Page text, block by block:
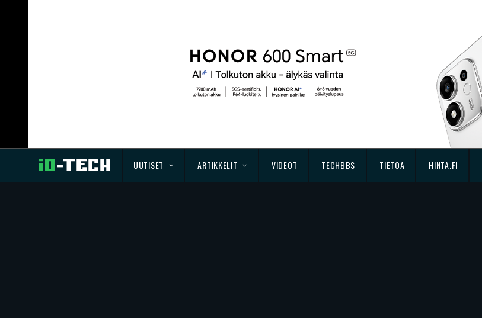
UUTISET ARTIKKELIT VIDEOT TECHBBS TIETOA HINTA.FI